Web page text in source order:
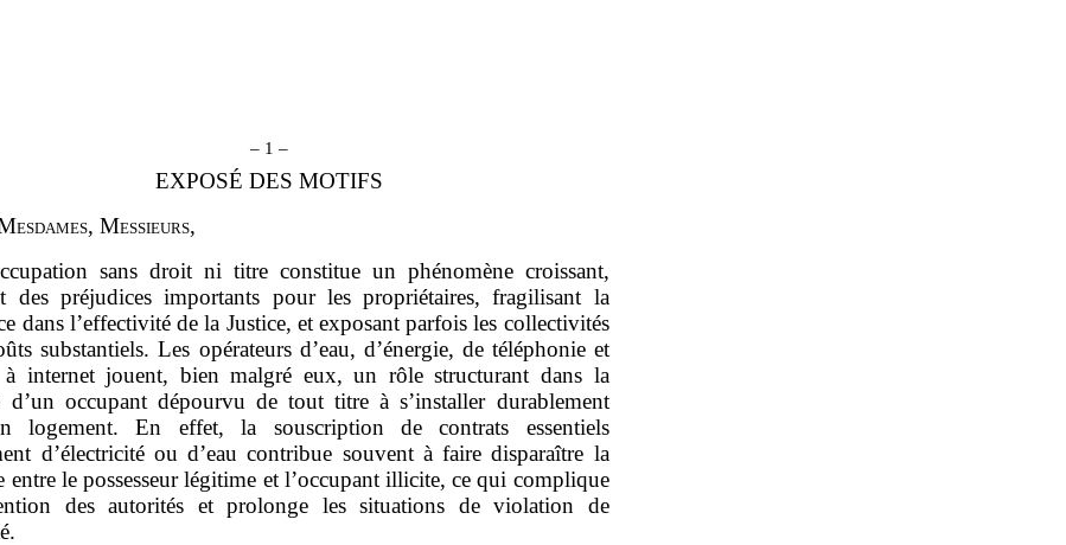
– 1 –
EXPOSÉ DES MOTIFS
esdames, Messieurs,
sans droit ni titre constitue un phénomène croissant,
des préjudices importants pour les propriétaires, fragilisant la
dans l’effectivité de la Justice, et exposant parfois les collectivités
substantiels. Les opérateurs d’eau, d’énergie, de téléphonie et
à internet jouent, bien malgré eux, un rôle structurant dans la
d’un occupant dépourvu de tout titre à s’installer durablement
logement. En effet, la souscription de contrats essentiels
d’électricité ou d’eau contribue souvent à faire disparaître la
entre le possesseur légitime et l’occupant illicite, ce qui complique
des autorités et prolonge les situations de violation de